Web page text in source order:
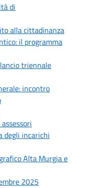
di
alla cittadinanza
il programma
triennale
incontro
degli incarichi
Alta Murgia e
2025